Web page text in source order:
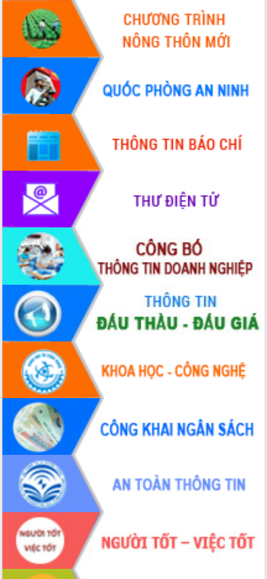
Trương Công Thái kiểm tra thực địa
Dự án cao tốc Khánh Hòa - Buôn Ma
Thuột
Định vị cà phê Việt Nam như một “di
sản sống” trong dòng chảy toàn cầu
Xây dựng nông thôn mới: Nâng cao đời
sống người dân từ những mô hình thiết
thực
Quyết liệt tháo gỡ vướng mắc, đẩy
nhanh tiến độ các dự án trọng điểm
trong Khu kinh tế Nam Phú Yên
Hòn Yến phát triển du lịch gắn với bảo
tồn biển
Lấy ý kiến điều chỉnh Quy hoạch tỉnh
Đắk Lắk thời kỳ 2021-2030, tầm nhìn
đến năm 2050
Phát động chiến dịch 30 ngày đêm
giải phóng mặt bằng Tuyến đường bộ
ven biển
Đắk Lắk nỗ lực thúc đẩy tăng trưởng
kinh tế từ 10% trở lên trong Quý
II/2026
Đắk Lắk ký kết thỏa thuận hợp tác về
chuyển đổi số giai đoạn 2026 – 2030
với Tập đoàn Bưu chính Viễn thông
Việt Nam
Thứ trưởng Bộ Y tế làm việc với tỉnh
Đắk Lắk về phát triển nhân lực y tế
cho trạm y tế cấp xã
Du lịch Đắk Lắk nâng tầm trải nghiệm
du khách thông qua Hệ thống cơ sở dữ
liệu và Bản đồ số
Tập huấn ứng dụng trí tuệ nhân tạo (AI)
trong thương mại điện tử năm 2026
Đoàn đại biểu Quốc hội tỉnh Đắk Lắk
trao đổi thông tin trước Kỳ họp thứ
nhất, Quốc hội khóa XVI
Quyết liệt cải cách hành chính, khơi
thông nguồn lực phát triển
Nâng cao hiệu lực, hiệu quả HĐND
tỉnh thông qua hiện đại hóa hành chính
Xã Ea Phê gắn cải cách hành chính với
chuyển đổi số
Phó Chủ tịch Thường trực UBND tỉnh